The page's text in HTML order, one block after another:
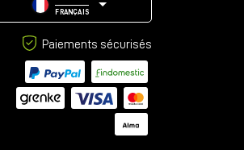
FRANÇAIS
Paiements sécurisés